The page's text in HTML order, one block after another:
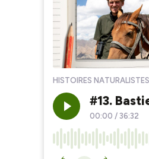
HISTOIRES NATURALISTES
#13.
00:00 / 36:32